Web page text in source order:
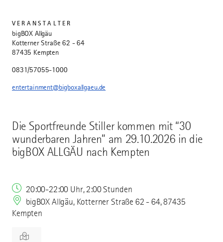
Die Sportfreunde Stiller kommen mit “30
wunderbaren Jahren” am 29.10.2026 in die
bigBOX ALLGÄU nach Kempten
20:00-22:00 Uhr, 2:00 Stunden
bigBOX Allgäu, Kotterner Straße 62 - 64, 87435
Kempten
VERANSTALTER
bigBOX Allgäu
Kotterner Straße 62 - 64
87435 Kempten
0831/57055-1000
entertainment@bigboxallgaeu.de